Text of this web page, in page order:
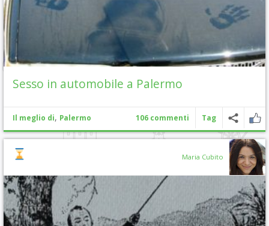
Sesso in automobile a Palermo
Il meglio di, Palermo 106 commenti Tag
Maria Cubito